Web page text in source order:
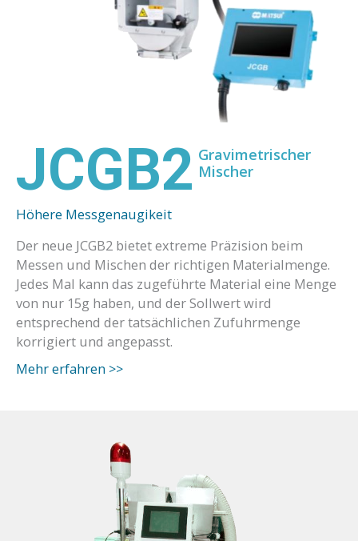
JCGB2 Gravimetrischer
Mischer
Höhere Messgenaugikeit
Der neue JCGB2 bietet extreme Präzision beim
Messen und Mischen der richtigen Materialmenge.
Jedes Mal kann das zugeführte Material eine Menge
von nur 15g haben, und der Sollwert wird
entsprechend der tatsächlichen Zufuhrmenge
korrigiert und angepasst.
Mehr erfahren >>